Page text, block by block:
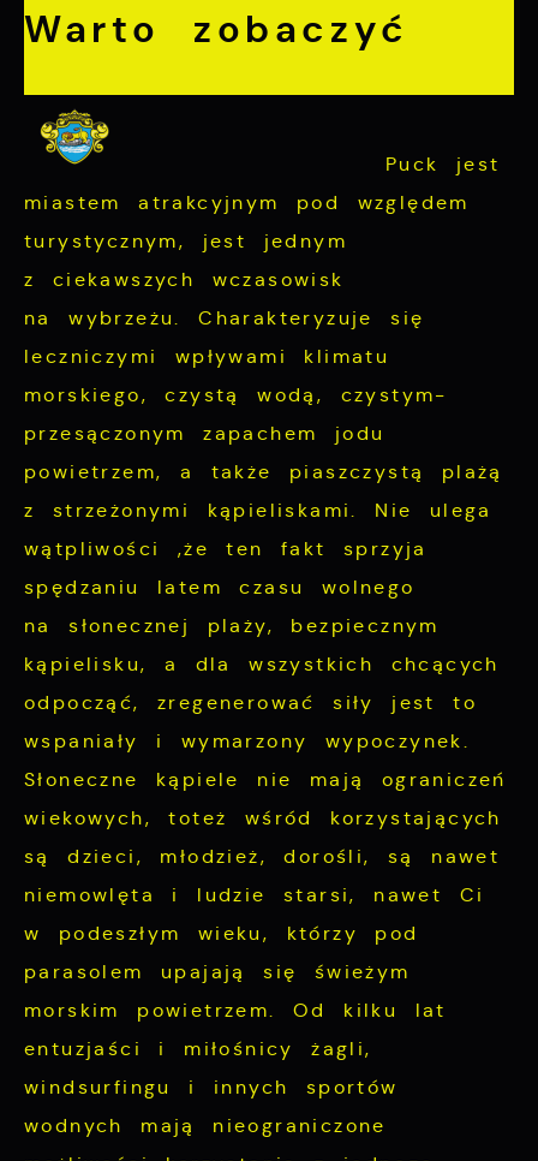
Warto zobaczyć
Puck jest
miastem atrakcyjnym pod względem
turystycznym, jest jednym
z ciekawszych wczasowisk
na wybrzeżu. Charakteryzuje się
leczniczymi wpływami klimatu
morskiego, czystą wodą, czystym-
przesączonym zapachem jodu
powietrzem, a także piaszczystą plażą
z strzeżonymi kąpieliskami. Nie ulega
wątpliwości ,że ten fakt sprzyja
spędzaniu latem czasu wolnego
na słonecznej plaży, bezpiecznym
kąpielisku, a dla wszystkich chcących
odpocząć, zregenerować siły jest to
wspaniały i wymarzony wypoczynek.
Słoneczne kąpiele nie mają ograniczeń
wiekowych, toteż wśród korzystających
są dzieci, młodzież, dorośli, są nawet
niemowlęta i ludzie starsi, nawet Ci
w podeszłym wieku, którzy pod
parasolem upajają się świeżym
morskim powietrzem. Od kilku lat
entuzjaści i miłośnicy żagli,
windsurfingu i innych sportów
wodnych mają nieograniczone
Niezbędne pliki cookies służą do
internetowej i umożliwiają Ci komfortowe
korzystanie z oferowanych przez nas usług.
Pliki cookies odpowiadają na podejmowane
przez Ciebie działania w celu m.in.
dostosowania Twoich ustawień preferencji
prywatności, logowania czy wypełniania
formularzy. Dzięki plikom cookies strona, z
Funkcjonalne i personalizacyjne
Tego typu pliki cookies umożliwiają stronie
internetowej zapamiętanie wprowadzonych
przez Ciebie ustawień oraz personalizację
Dzięki tym plikom cookies możemy
zapewnić Ci większy komfort korzystania z
funkcjonalności naszej strony poprzez
dopasowanie jej do Twoich indywidualnych
funkcjonalne i personalizacyjne pliki
cookies gwarantuje dostępność większej
ilości funkcji na stronie.
Więcej
Analityczne
Analityczne pliki cookies pomagają nam
rozwijać się i dostosowywać do Twoich
Cookies analityczne pozwalają na uzyskanie
informacji w zakresie wykorzystywania
witryny internetowej, miejsca oraz
częstotliwości, z jaką odwiedzane są nasze
serwisy www. Dane pozwalają nam na
względem ich popularności wśród
użytkowników. Zgromadzone informacje są
przetwarzane w formie zanonimizowanej.
Wyrażenie zgody na analityczne pliki
Reklamowe
Dzięki reklamowym plikom cookies
prezentujemy Ci najciekawsze informacje i
aktualności na stronach naszych partnerów.
Promocyjne pliki cookies służą do
prezentowania Ci naszych komunikatów na